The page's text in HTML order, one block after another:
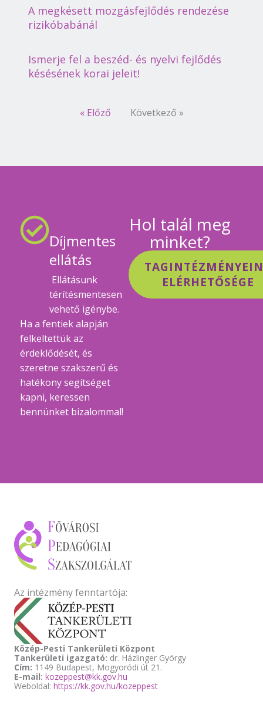
A megkésett mozgásfejlődés rendezése
rizikóbabánál
Ismerje fel a beszéd- és nyelvi fejlődés
késésének korai jeleit!
« Előző Következő »
Díjmentes
ellátás
Ellátásunk
térítésmentesen
vehető igénybe.
Ha a fentiek alapján
felkeltettük az
érdeklődését, és
szeretne szakszerű és
hatékony segítséget
kapni, keressen
bennünket bizalommal!
Hol talál meg
minket?
ELÉRHETŐSÉGE
Az intézmény fenntartója:
Közép-Pesti Tankerületi Központ
Tankerületi igazgató: dr. Házlinger György
Cím: 1149 Budapest, Mogyoródi út 21.
E-mail: kozeppest@kk.gov.hu
Weboldal: https://kk.gov.hu/kozeppest